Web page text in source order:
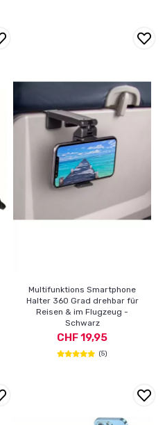
Multifunktions Smartphone
Halter 360 Grad drehbar für
Reisen & im Flugzeug -
Schwarz
CHF 19,95
(5)